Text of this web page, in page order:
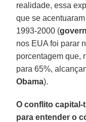
realidade, essa
que se
1993-2000 (
nos EUA foi parar
porcentagem que,
para 65%,
Obama).
O conflito capital-
para entender o